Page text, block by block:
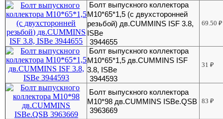
Болт выпускного коллектора
М10*65*1,5 (с двухсторонней
резьбой) дв.CUMMINS ISF 3.8,
ISBe
3944655
69.50₽
Болт выпускного коллектора
М10*65*1,5 дв.CUMMINS ISF
3.8, ISBe
3944593
31₽
Болт выпускного коллектора
М10*98 дв.CUMMINS ISBe.QSB
3963669
83₽